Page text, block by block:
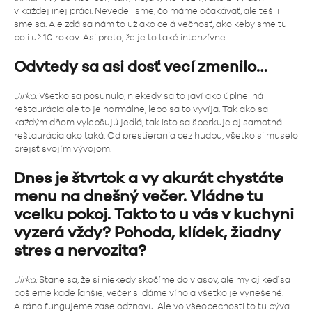
v každej inej práci. Nevedeli sme, čo máme očakávať, ale tešili
sme sa. Ale zdá sa nám to už ako celá večnosť, ako keby sme tu
boli už 10 rokov. Asi preto, že je to také intenzívne.
Odvtedy sa asi dosť vecí zmenilo…
Jirka:Všetko sa posunulo, niekedy sa to javí ako úplne iná
reštaurácia ale to je normálne, lebo sa to vyvíja. Tak ako sa
každým dňom vylepšujú jedlá, tak isto sa šperkuje aj samotná
reštaurácia ako taká. Od prestierania cez hudbu, všetko si muselo
prejsť svojím vývojom.
Dnes je štvrtok a vy akurát chystáte
menu na dnešný večer. Vládne tu
vcelku pokoj. Takto to u vás v kuchyni
vyzerá vždy? Pohoda, klídek, žiadny
stres a nervozita?
Jirka:Stane sa, že si niekedy skočíme do vlasov, ale my aj keď sa
pošleme kade ľahšie, večer si dáme víno a všetko je vyriešené.
A ráno fungujeme zase odznovu. Ale vo všeobecnosti to tu býva